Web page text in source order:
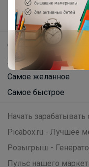
Новости
Поддержка альпак
Самое выгодное
Хиты продаж
Самое желанное
Самое быстрое
Начать зарабатывать
Picabox.ru - Лучшее
Розыгрыш -
Пульс нашего
Леныра